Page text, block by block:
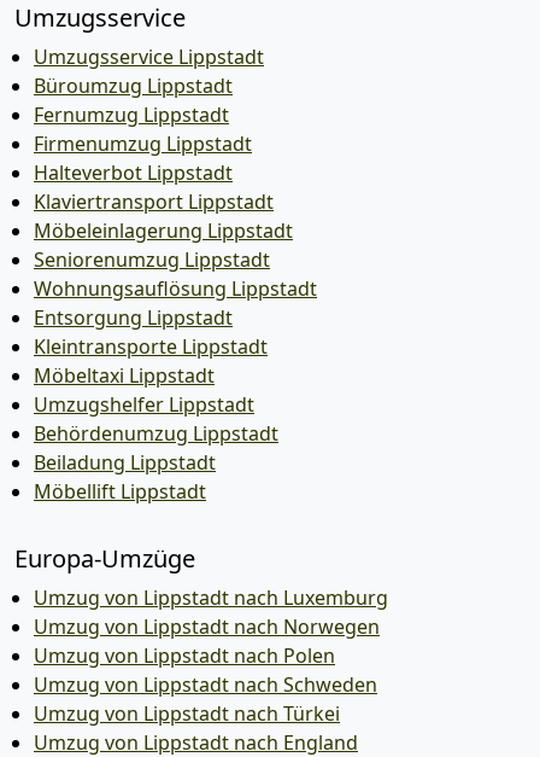
Umzugsservice
Umzugsservice Lippstadt
Büroumzug Lippstadt
Fernumzug Lippstadt
Firmenumzug Lippstadt
Halteverbot Lippstadt
Klaviertransport Lippstadt
Möbeleinlagerung Lippstadt
Seniorenumzug Lippstadt
Wohnungsauflösung Lippstadt
Entsorgung Lippstadt
Kleintransporte Lippstadt
Möbeltaxi Lippstadt
Umzugshelfer Lippstadt
Behördenumzug Lippstadt
Beiladung Lippstadt
Möbellift Lippstadt
Europa-Umzüge
Umzug von Lippstadt nach Luxemburg
Umzug von Lippstadt nach Norwegen
Umzug von Lippstadt nach Polen
Umzug von Lippstadt nach Schweden
Umzug von Lippstadt nach Türkei
Umzug von Lippstadt nach England